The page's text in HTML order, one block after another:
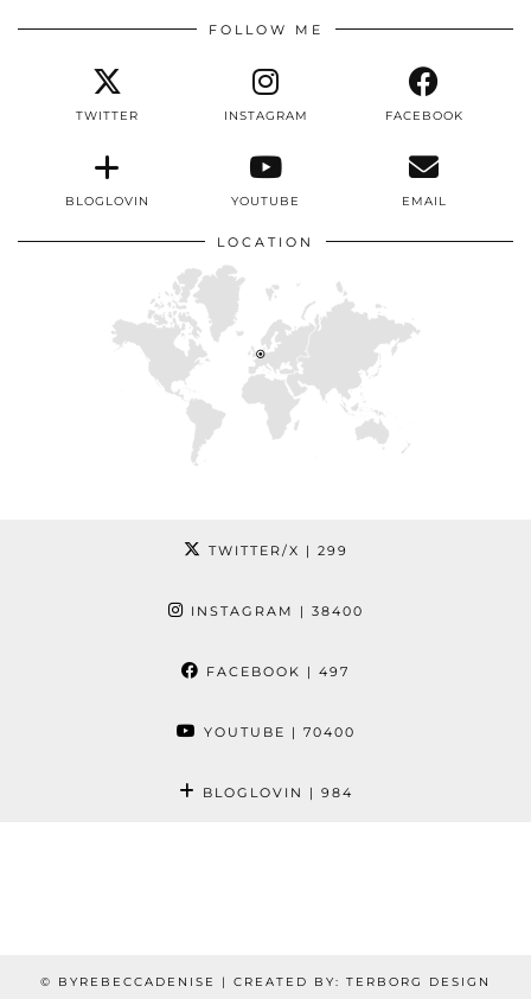
FOLLOW ME
TWITTER INSTAGRAM FACEBOOK
BLOGLOVIN YOUTUBE EMAIL
LOCATION
TWITTER/X | 299
INSTAGRAM | 38400
FACEBOOK | 497
YOUTUBE | 70400
BLOGLOVIN | 984
© BYREBECCADENISE | CREATED BY: TERBORG DESIGN